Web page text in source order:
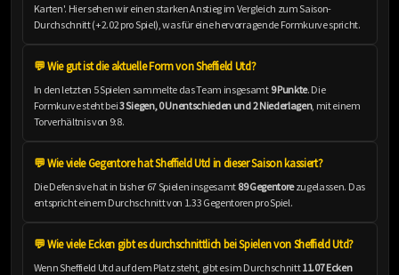
Karten'. Hier sehen wir einen starken Anstieg im Vergleich zum Saison-
Durchschnitt (+2.02 pro Spiel), was für eine hervorragende Formkurve spricht.
💬 Wie gut ist die aktuelle Form von Sheffield Utd?
In den letzten 5 Spielen sammelte das Team insgesamt 9 Punkte. Die
Formkurve steht bei3 Siegen, 0 Unentschieden und 2 Niederlagen, mit einem
Torverhältnis von 9:8.
💬 Wie viele Gegentore hat Sheffield Utd in dieser Saison kassiert?
Die Defensive hat in bisher 67 Spielen insgesamt 89 Gegentorezugelassen. Das
entspricht einem Durchschnitt von 1.33 Gegentoren pro Spiel.
💬 Wie viele Ecken gibt es durchschnittlich bei Spielen von Sheffield Utd?
Wenn Sheffield Utd auf dem Platz steht, gibt es im Durchschnitt11.07 Ecken